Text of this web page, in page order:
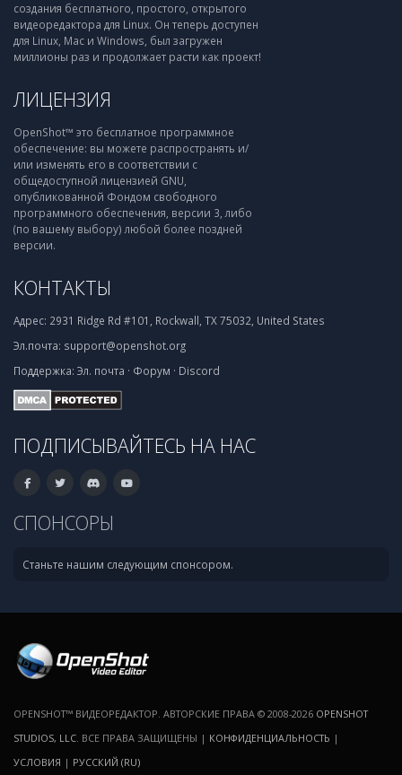
создания бесплатного, простого, открытого
видеоредактора для Linux. Он теперь доступен
для Linux, Mac и Windows, был загружен
миллионы раз и продолжает расти как проект!
ЛИЦЕНЗИЯ
OpenShot™ это бесплатное программное
обеспечение: вы можете распространять и/
или изменять его в соответствии с
общедоступной лицензией GNU,
опубликованной Фондом свободного
программного обеспечения, версии 3, либо
(по вашему выбору) любой более поздней
версии.
КОНТАКТЫ
Адрес: 2931 Ridge Rd #101, Rockwall, TX 75032, United States
Эл.почта: support@openshot.org
Поддержка: Эл. почта · Форум · Discord
ПОДПИСЫВАЙТЕСЬ НА НАС
СПОНСОРЫ
Станьте нашим следующим спонсором.
OPENSHOT™ ВИДЕОРЕДАКТОР. АВТОРСКИЕ ПРАВА © 2008-2026 OPENSHOT
STUDIOS, LLC . ВСЕ ПРАВА ЗАЩИЩЕНЫ | КОНФИДЕНЦИАЛЬНОСТЬ |
УСЛОВИЯ | РУССКИЙ (RU)